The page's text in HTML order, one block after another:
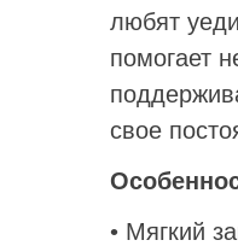
любят
помогает
свое
• Мягкий